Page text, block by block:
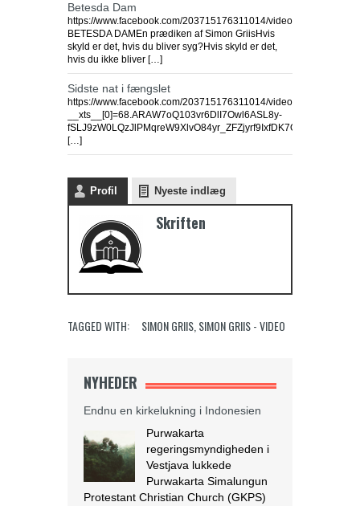
Betesda Dam
https://www.facebook.com/203715176311014/videos/
BETESDA DAMEn prædiken af Simon GriisHvis
skyld er det, hvis du bliver syg?Hvis skyld er det,
hvis du ikke bliver […]
Sidste nat i fængslet
https://www.facebook.com/203715176311014/videos/
__xts__[0]=68.ARAW7oQ103vr6DlI7Owl6ASL8y-
[…]
Profil Nyeste indlæg
Skriften
TAGGED WITH: SIMON GRIIS SIMON GRIIS - VIDEO
NYHEDER
Endnu en kirkelukning i Indonesien
Purwakarta
regeringsmyndigheden i
Vestjava lukkede
Purwakarta Simalungun
Protestant Christian Church (GKPS)